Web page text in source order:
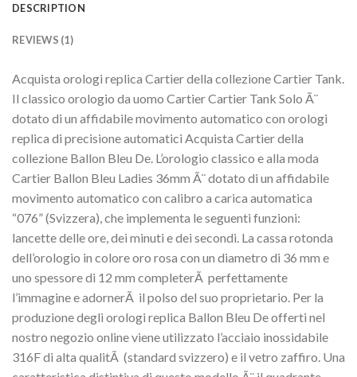
DESCRIPTION
REVIEWS (1)
Acquista orologi replica Cartier della collezione Cartier Tank.
Il classico orologio da uomo Cartier Cartier Tank Solo Ã¨
dotato di un affidabile movimento automatico con orologi
replica di precisione automatici Acquista Cartier della
collezione Ballon Bleu De. L’orologio classico e alla moda
Cartier Ballon Bleu Ladies 36mm Ã¨ dotato di un affidabile
movimento automatico con calibro a carica automatica
“076” (Svizzera), che implementa le seguenti funzioni:
lancette delle ore, dei minuti e dei secondi. La cassa rotonda
dell’orologio in colore oro rosa con un diametro di 36 mm e
uno spessore di 12 mm completerÃ perfettamente
l’immagine e adornerÃ il polso del suo proprietario. Per la
produzione degli orologi replica Ballon Bleu De offerti nel
nostro negozio online viene utilizzato l’acciaio inossidabile
316F di alta qualitÃ (standard svizzero) e il vetro zaffiro. Una